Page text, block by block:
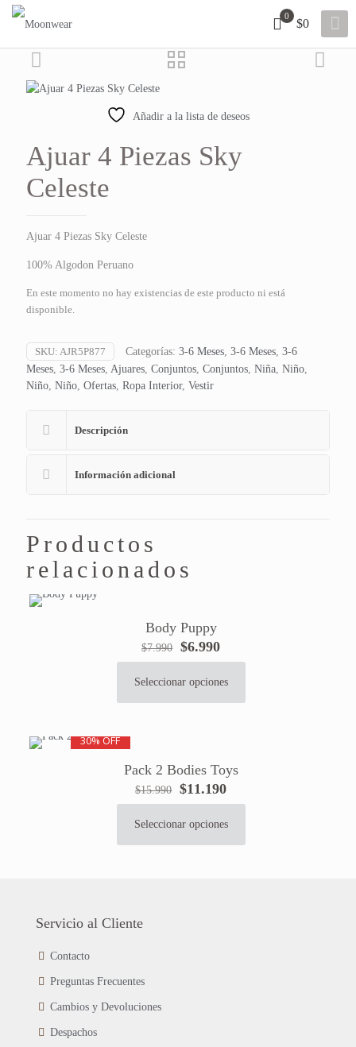
0
$0
Añadir a la lista de deseos
Ajuar 4 Piezas Sky
Celeste
Ajuar 4 Piezas Sky Celeste
100% Algodon Peruano
En este momento no hay existencias de este producto ni está
disponible.
SKU: AJR5P877 Categorías: 3-6 Meses, 3-6 Meses, 3-6
Meses, 3-6 Meses, Ajuares, Conjuntos, Conjuntos, Niña, Niño,
Niño, Niño, Ofertas, Ropa Interior, Vestir
Descripción
Información adicional
Productos
relacionados
Body Puppy
$7.990
El
precio
original
$6.990El
precio
actual
Seleccionar opciones
producto
múltiples
Las
opciones
se
pueden
producto
30% OFF
Pack 2 Bodies Toys
$15.990
El
precio
original
$11.190El
precio
actual
Seleccionar opciones
producto
opciones
elegir
Servicio al Cliente
Contacto
Preguntas Frecuentes
Cambios y Devoluciones
Despachos